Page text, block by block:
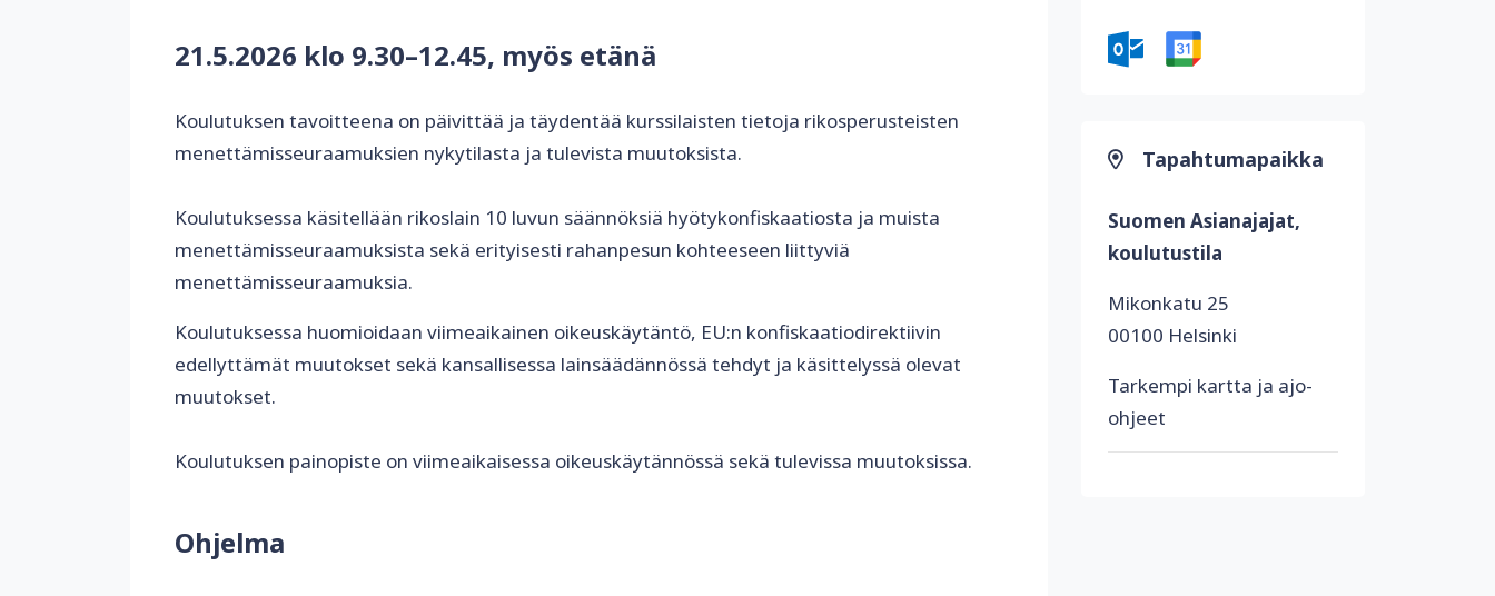
21.5.2026 klo 9.30–12.45, myös etänä
Koulutuksen tavoitteena on päivittää ja täydentää kurssilaisten tietoja rikosperusteisten
menettämisseuraamuksien nykytilasta ja tulevista muutoksista.
Koulutuksessa käsitellään rikoslain 10 luvun säännöksiä hyötykonfiskaatiosta ja muista
menettämisseuraamuksista sekä erityisesti rahanpesun kohteeseen liittyviä
menettämisseuraamuksia.
Koulutuksessa huomioidaan viimeaikainen oikeuskäytäntö, EU:n konfiskaatiodirektiivin
edellyttämät muutokset sekä kansallisessa lainsäädännössä tehdyt ja käsittelyssä olevat
muutokset.
Koulutuksen painopiste on viimeaikaisessa oikeuskäytännössä sekä tulevissa muutoksissa.
Ohjelma
Tapahtumapaikka
Suomen Asianajajat,
koulutustila
Mikonkatu 25
00100 Helsinki
Tarkempi kartta ja ajo-
ohjeet